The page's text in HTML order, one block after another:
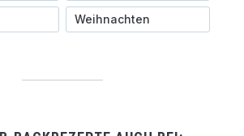
Weihnachten